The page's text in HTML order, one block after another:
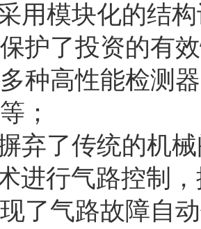
用模块化的结
护了投资的有
种高性能检测
；
弃了传统的机
进行气路控制
了气路故障自